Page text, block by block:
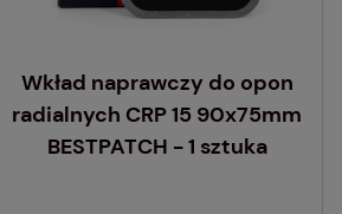
Wkład naprawczy do opon
radialnych CRP 15 90x75mm
BESTPATCH - 1 sztuka